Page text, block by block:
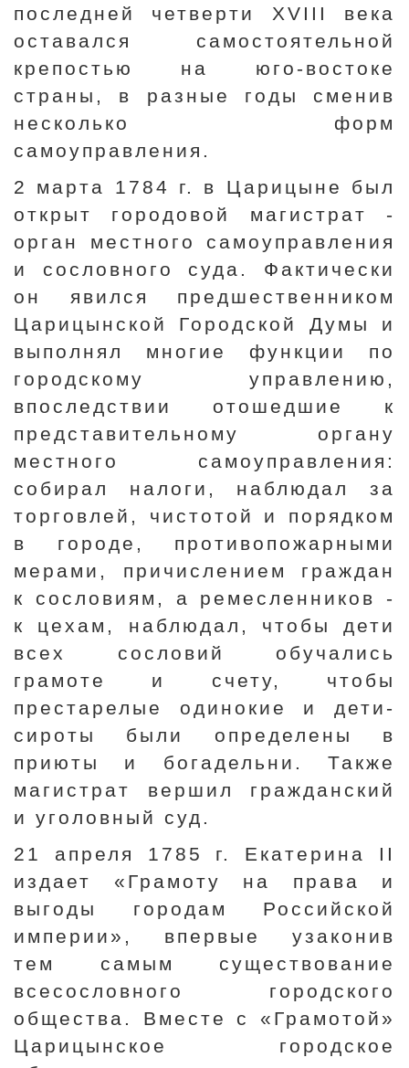
последней четверти XVIII века
оставался самостоятельной
крепостью на юго-востоке
страны, в разные годы сменив
несколько форм
самоуправления.
2 марта 1784 г. в Царицыне был
открыт городовой магистрат -
орган местного самоуправления
и сословного суда. Фактически
он явился предшественником
Царицынской Городской Думы и
выполнял многие функции по
городскому управлению,
впоследствии отошедшие к
представительному органу
местного самоуправления:
собирал налоги, наблюдал за
торговлей, чистотой и порядком
в городе, противопожарными
мерами, причислением граждан
к сословиям, а ремесленников -
к цехам, наблюдал, чтобы дети
всех сословий обучались
грамоте и счету, чтобы
престарелые одинокие и дети-
сироты были определены в
приюты и богадельни. Также
магистрат вершил гражданский
и уголовный суд.
21 апреля 1785 г. Екатерина II
издает «Грамоту на права и
выгоды городам Российской
империи», впервые узаконив
тем самым существование
всесословного городского
общества. Вместе с «Грамотой»
Царицынское городское